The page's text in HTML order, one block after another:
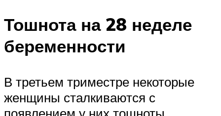
Тошнота на 28 неделе
беременности
В третьем триместре некоторые
женщины сталкиваются с